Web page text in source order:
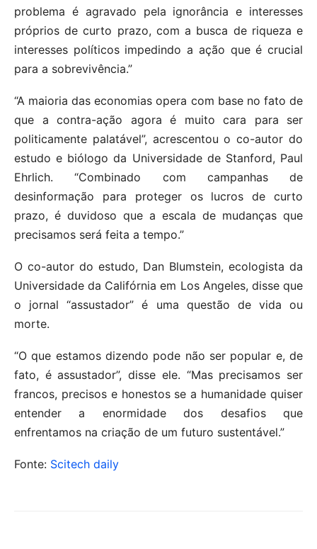
problema é agravado pela ignorância e interesses
próprios de curto prazo, com a busca de riqueza e
interesses políticos impedindo a ação que é crucial
para a sobrevivência.”
“A maioria das economias opera com base no fato de
que a contra-ação agora é muito cara para ser
politicamente palatável”, acrescentou o co-autor do
estudo e biólogo da Universidade de Stanford, Paul
Ehrlich. “Combinado com campanhas de
desinformação para proteger os lucros de curto
prazo, é duvidoso que a escala de mudanças que
precisamos será feita a tempo.”
O co-autor do estudo, Dan Blumstein, ecologista da
Universidade da Califórnia em Los Angeles, disse que
o jornal “assustador” é uma questão de vida ou
morte.
“O que estamos dizendo pode não ser popular e, de
fato, é assustador”, disse ele. “Mas precisamos ser
francos, precisos e honestos se a humanidade quiser
entender a enormidade dos desafios que
enfrentamos na criação de um futuro sustentável.”
Fonte: Scitech daily